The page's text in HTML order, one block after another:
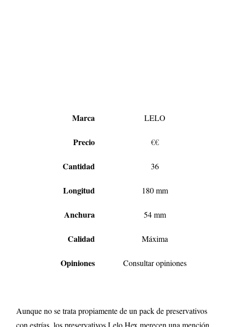
Marca LELO
Precio €€
Cantidad 36
Longitud 180 mm
Anchura 54 mm
Calidad Máxima
Opiniones Consultar opiniones
Aunque no se trata propiamente de un pack de preservativos
con estrías, los preservativos Lelo Hex merecen una mención